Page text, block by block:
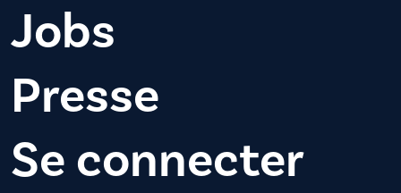
Jobs
Presse
Se connecter